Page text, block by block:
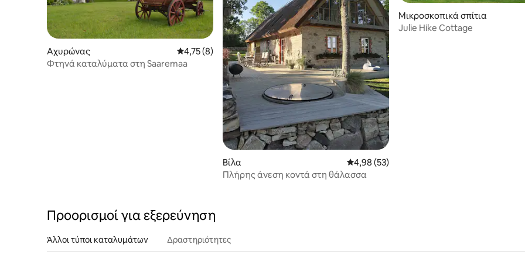
Αχυρώνας Μέση βαθμολογία: 4,75 στα 5, 8 κριτικές
4,75 (8)
Φτηνά καταλύματα στη Saaremaa
Βίλα Μέση βαθμολογία: 4,98 στα 5, 53 κριτικές
4,98 (53)
Πλήρης άνεση κοντά στη θάλασσα
Μικροσκοπικά σπίτια
Julie Hike Cottage
Προορισμοί για εξερεύνηση
Άλλοι τύποι καταλυμάτων Δραστηριότητες